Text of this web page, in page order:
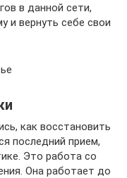
в данной сети,
и вернуть себе свои
как восстановить
последний прием,
Это работа со
Она работает до